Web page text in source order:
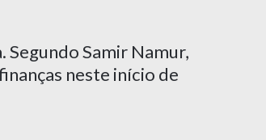
Segundo Samir Namur,
neste início de